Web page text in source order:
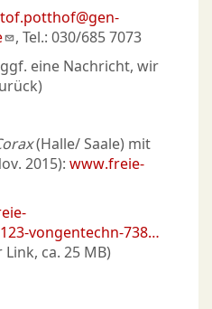
, Tel.: 030/685 7073
eine Nachricht, wir
(Halle/ Saale) mit
2015): www.freie-
vongentechn-738…
ca. 25 MB)